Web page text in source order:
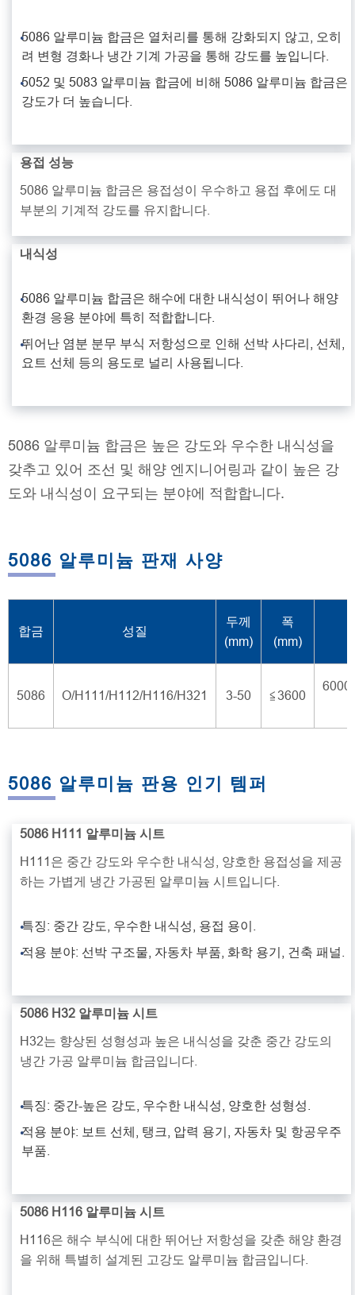
5086 알루미늄 합금은 열처리를 통해 강화되지 않고, 오히
려 변형 경화나 냉간 기계 가공을 통해 강도를 높입니다.
5052 및 5083 알루미늄 합금에 비해 5086 알루미늄 합금은
강도가 더 높습니다.
용접 성능
5086 알루미늄 합금은 용접성이 우수하고 용접 후에도 대
부분의 기계적 강도를 유지합니다.
내식성
5086 알루미늄 합금은 해수에 대한 내식성이 뛰어나 해양
환경 응용 분야에 특히 적합합니다.
뛰어난 염분 분무 부식 저항성으로 인해 선박 사다리, 선체,
요트 선체 등의 용도로 널리 사용됩니다.
5086 알루미늄 합금은 높은 강도와 우수한 내식성을
갖추고 있어 조선 및 해양 엔지니어링과 같이 높은 강
도와 내식성이 요구되는 분야에 적합합니다.
5086 알루미늄 판재 사양
합금 성질
두께
(mm)
폭
(mm)
5086 O/H111/H112/H116/H321 3-50 ≦3600
5086 알루미늄 판용 인기 템퍼
5086 H111 알루미늄 시트
H111은 중간 강도와 우수한 내식성, 양호한 용접성을 제공
하는 가볍게 냉간 가공된 알루미늄 시트입니다.
특징: 중간 강도, 우수한 내식성, 용접 용이.
적용 분야: 선박 구조물, 자동차 부품, 화학 용기, 건축 패널.
5086 H32 알루미늄 시트
H32는 향상된 성형성과 높은 내식성을 갖춘 중간 강도의
냉간 가공 알루미늄 합금입니다.
특징: 중간-높은 강도, 우수한 내식성, 양호한 성형성.
적용 분야: 보트 선체, 탱크, 압력 용기, 자동차 및 항공우주
부품.
5086 H116 알루미늄 시트
H116은 해수 부식에 대한 뛰어난 저항성을 갖춘 해양 환경
을 위해 특별히 설계된 고강도 알루미늄 합금입니다.